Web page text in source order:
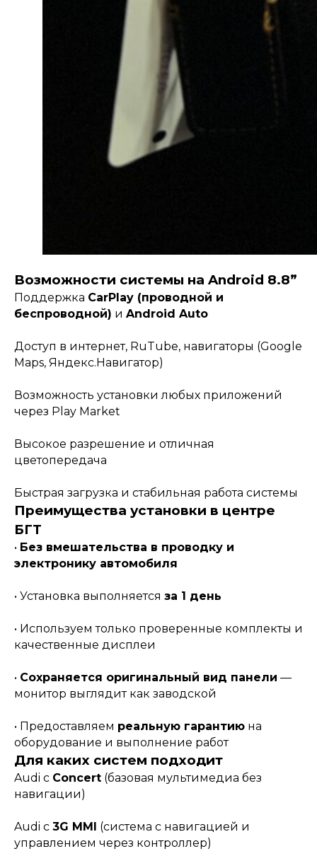
Возможности системы на Android 8.8”
Поддержка CarPlay (проводной и
беспроводной) и Android Auto
Доступ в интернет, RuTube, навигаторы (Google
Maps, Яндекс.Навигатор)
Возможность установки любых приложений
через Play Market
Высокое разрешение и отличная
цветопередача
Быстрая загрузка и стабильная работа системы
Преимущества установки в центре
БГТ
• Без вмешательства в проводку и
электронику автомобиля
• Установка выполняется за 1 день
• Используем только проверенные комплекты и
качественные дисплеи
• Сохраняется оригинальный вид панели —
монитор выглядит как заводской
• Предоставляем реальную гарантию на
оборудование и выполнение работ
Для каких систем подходит
Audi с Concert (базовая мультимедиа без
навигации)
Audi с 3G MMI (система с навигацией и
управлением через контроллер)